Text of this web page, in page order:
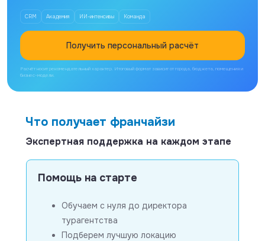
CRM Академия ИИ-интенсивы Команда
Получить персональный расчёт
Расчёт носит рекомендательный характер. Итоговый формат зависит от города, бюджета, помещения и
бизнес-модели.
Помощь на старте
Экспертная поддержка на каждом этапе
Что получает франчайзи
Обучаем с нуля до директора
турагентства
Подберем лучшую локацию